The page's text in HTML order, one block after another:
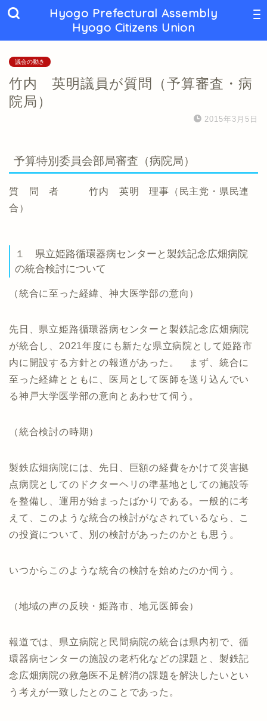
Hyogo Prefectural Assembly
Hyogo Citizens Union
議会の動き
竹内 英明議員が質問（予算審査・病
院局）
2015年3月5日
予算特別委員会部局審査（病院局）
質 問 者 竹内 英明 理事（民主党・県民連
合）
１ 県立姫路循環器病センターと製鉄記念広畑病院
の統合検討について
（統合に至った経緯、神大医学部の意向）
先日、県立姫路循環器病センターと製鉄記念広畑病院
が統合し、2021年度にも新たな県立病院として姫路市
内に開設する方針との報道があった。 まず、統合に
至った経緯とともに、医局として医師を送り込んでい
る神戸大学医学部の意向とあわせて伺う。
（統合検討の時期）
製鉄広畑病院には、先日、巨額の経費をかけて災害拠
点病院としてのドクターヘリの準基地としての施設等
を整備し、運用が始まったばかりである。一般的に考
えて、このような統合の検討がなされているなら、こ
の投資について、別の検討があったのかとも思う。
いつからこのような統合の検討を始めたのか伺う。
（地域の声の反映・姫路市、地元医師会）
報道では、県立病院と民間病院の統合は県内初で、循
環器病センターの施設の老朽化などの課題と、製鉄記
念広畑病院の救急医不足解消の課題を解決したいとい
う考えが一致したとのことであった。